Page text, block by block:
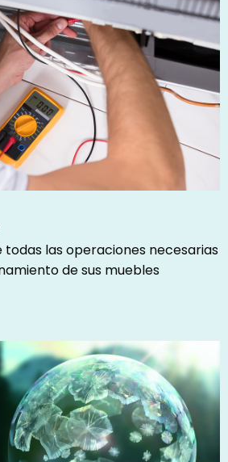
todas las operaciones necesarias
de sus muebles